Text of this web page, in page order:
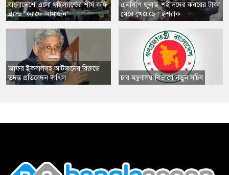
​বাংলাদেশে এলো থাইল্যান্ডের শীর্ষ কফি
ব্র্যান্ড ‘ক্যাফে আমাজন’
​জাফর ইকবালসহ আটজনের বিরুদ্ধে
তদন্ত প্রতিবেদন দাখিল
এনসিপি জুলাই শহীদদের কবরের টাকা
মেরে খেয়েছে : ইশরাক
​চার মন্ত্রণালয়-বিভাগে নতুন সচিব